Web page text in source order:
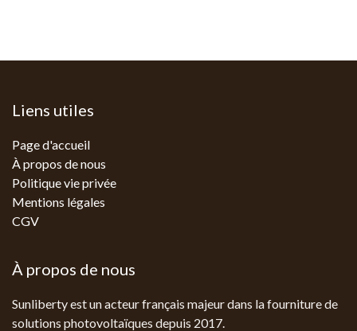
Liens utiles
Page d'accueil
À propos de nous
Politique vie privée
Mentions légales
CGV
À propos de nous
Sunliberty est un acteur français majeur dans la fourniture de
solutions photovoltaïques depuis 2017.